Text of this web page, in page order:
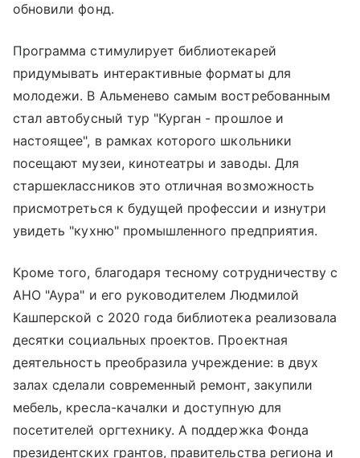
обновили фонд.
Программа стимулирует библиотекарей
придумывать интерактивные форматы для
молодежи. В Альменево самым востребованным
стал автобусный тур "Курган - прошлое и
настоящее", в рамках которого школьники
посещают музеи, кинотеатры и заводы. Для
старшеклассников это отличная возможность
присмотреться к будущей профессии и изнутри
увидеть "кухню" промышленного предприятия.
Кроме того, благодаря тесному сотрудничеству с
АНО "Аура" и его руководителем Людмилой
Кашперской с 2020 года библиотека реализовала
десятки социальных проектов. Проектная
деятельность преобразила учреждение: в двух
залах сделали современный ремонт, закупили
мебель, кресла-качалки и доступную для
посетителей оргтехнику. А поддержка Фонда
президентских грантов, правительства региона и